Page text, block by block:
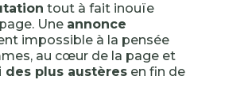
tout à fait inouïe
Une annonce
impossible à la pensée
au cœur de la page et
des plus austèresen fin de